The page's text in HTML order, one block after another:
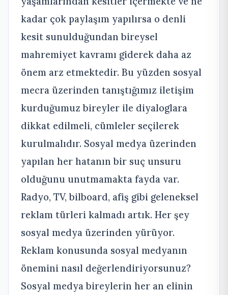
kadar çok paylaşım yapılırsa o denli
kesit sunulduğundan bireysel
mahremiyet kavramı giderek daha az
önem arz etmektedir. Bu yüzden sosyal
mecra üzerinden tanıştığımız iletişim
kurduğumuz bireyler ile diyaloglara
dikkat edilmeli, cümleler seçilerek
kurulmalıdır. Sosyal medya üzerinden
yapılan her hatanın bir suç unsuru
olduğunu unutmamakta fayda var.
Radyo, TV, bilboard, afiş gibi geleneksel
reklam türleri kalmadı artık. Her şey
sosyal medya üzerinden yürüyor.
Reklam konusunda sosyal medyanın
önemini nasıl değerlendiriyorsunuz?
Sosyal medya bireylerin her an elinin